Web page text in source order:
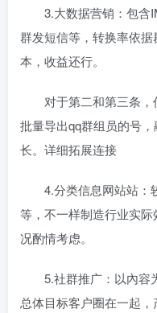
3.大数据营销：包含
群发短信等，转换率依
本，收益还行。
对于第二和第三条，
批量导出qq群组员的号
长。详细拓展连接
4.分类信息网站站：
等，不一样制造行业实
况酌情考虑。
5.社群推广：以內容
总体目标客户圈在一起